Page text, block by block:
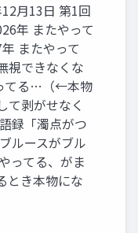
月13日 第1回
年 またやって
またやって
視できなくな
てる…（←本物
て剥がせなく
録「濁点がつ
ルースがブル
ってる、がま
とき本物にな